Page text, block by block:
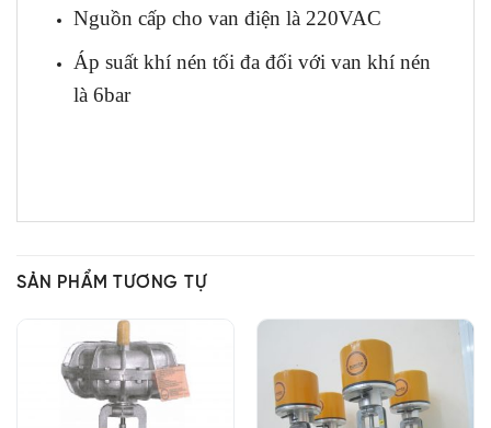
Nguồn cấp cho van điện là 220VAC
Áp suất khí nén tối đa đối với van khí nén
là 6bar
SẢN PHẨM TƯƠNG TỰ